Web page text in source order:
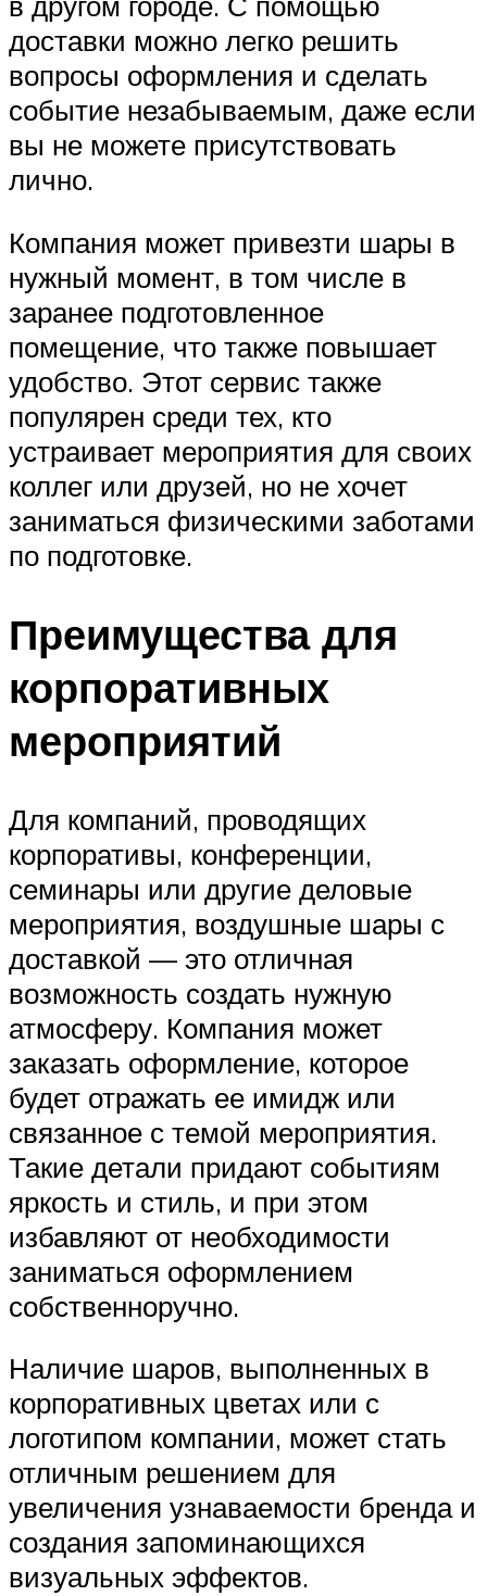
доставки можно легко решить
вопросы оформления и сделать
событие незабываемым, даже если
вы не можете присутствовать
лично.
Компания может привезти шары в
нужный момент, в том числе в
заранее подготовленное
помещение, что также повышает
удобство. Этот сервис также
популярен среди тех, кто
устраивает мероприятия для своих
коллег или друзей, но не хочет
заниматься физическими заботами
по подготовке.
Преимущества для
корпоративных
мероприятий
Для компаний, проводящих
корпоративы, конференции,
семинары или другие деловые
мероприятия, воздушные шары с
доставкой — это отличная
возможность создать нужную
атмосферу. Компания может
заказать оформление, которое
будет отражать ее имидж или
связанное с темой мероприятия.
Такие детали придают событиям
яркость и стиль, и при этом
избавляют от необходимости
заниматься оформлением
собственноручно.
Наличие шаров, выполненных в
корпоративных цветах или с
логотипом компании, может стать
отличным решением для
увеличения узнаваемости бренда и
создания запоминающихся
визуальных эффектов.